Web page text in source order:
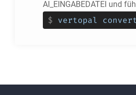
AI_EINGABEDATEI und
$ vertopal convert